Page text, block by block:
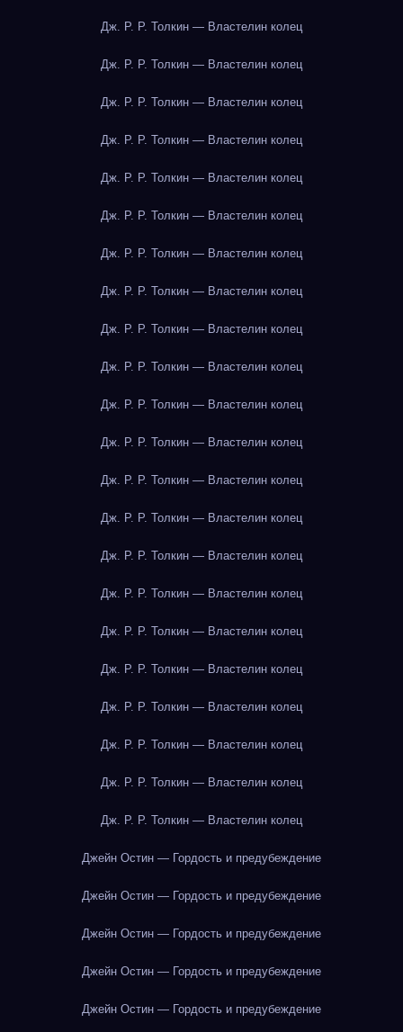
Дж. Р. Р. Толкин — Властелин колец
Дж. Р. Р. Толкин — Властелин колец
Дж. Р. Р. Толкин — Властелин колец
Дж. Р. Р. Толкин — Властелин колец
Дж. Р. Р. Толкин — Властелин колец
Дж. Р. Р. Толкин — Властелин колец
Дж. Р. Р. Толкин — Властелин колец
Дж. Р. Р. Толкин — Властелин колец
Дж. Р. Р. Толкин — Властелин колец
Дж. Р. Р. Толкин — Властелин колец
Дж. Р. Р. Толкин — Властелин колец
Дж. Р. Р. Толкин — Властелин колец
Дж. Р. Р. Толкин — Властелин колец
Дж. Р. Р. Толкин — Властелин колец
Дж. Р. Р. Толкин — Властелин колец
Дж. Р. Р. Толкин — Властелин колец
Дж. Р. Р. Толкин — Властелин колец
Дж. Р. Р. Толкин — Властелин колец
Дж. Р. Р. Толкин — Властелин колец
Дж. Р. Р. Толкин — Властелин колец
Дж. Р. Р. Толкин — Властелин колец
Дж. Р. Р. Толкин — Властелин колец
Джейн Остин — Гордость и предубеждение
Джейн Остин — Гордость и предубеждение
Джейн Остин — Гордость и предубеждение
Джейн Остин — Гордость и предубеждение
Джейн Остин — Гордость и предубеждение